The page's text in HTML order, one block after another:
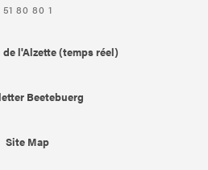
51 80 80 1
de l'Alzette (temps réel)
Beetebuerg
Site Map